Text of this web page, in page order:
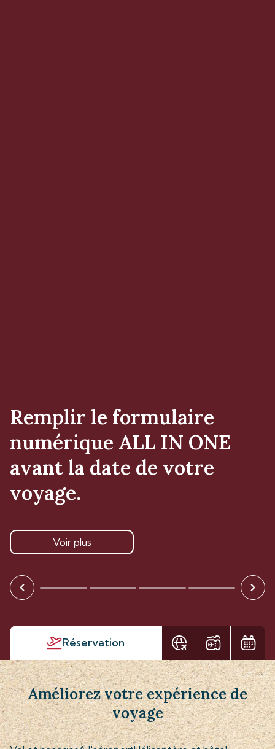
Remplir le formulaire
numérique ALL IN ONE
avant la date de votre
voyage.
Voir plus
Réservation
Améliorez votre expérience de
voyage